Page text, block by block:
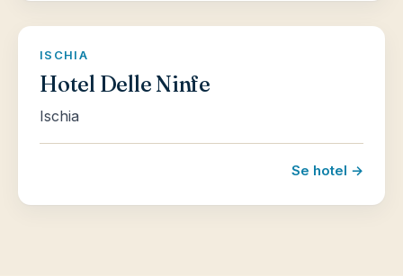
ISCHIA
Hotel Delle Ninfe
Ischia
Se hotel →